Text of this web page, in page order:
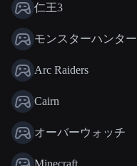
仁王3
モンスターハンター
Arc Raiders
Cairn
オーバーウォッチ